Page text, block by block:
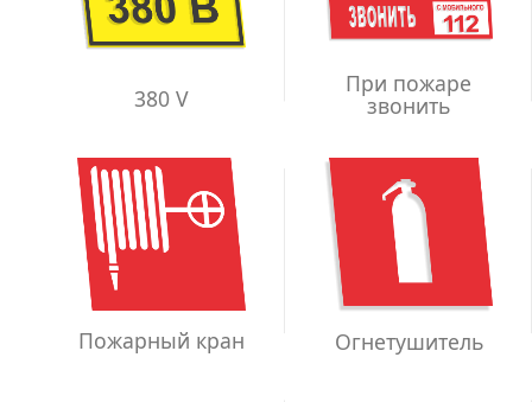
380 V
При пожаре
звонить
Пожарный кран Огнетушитель